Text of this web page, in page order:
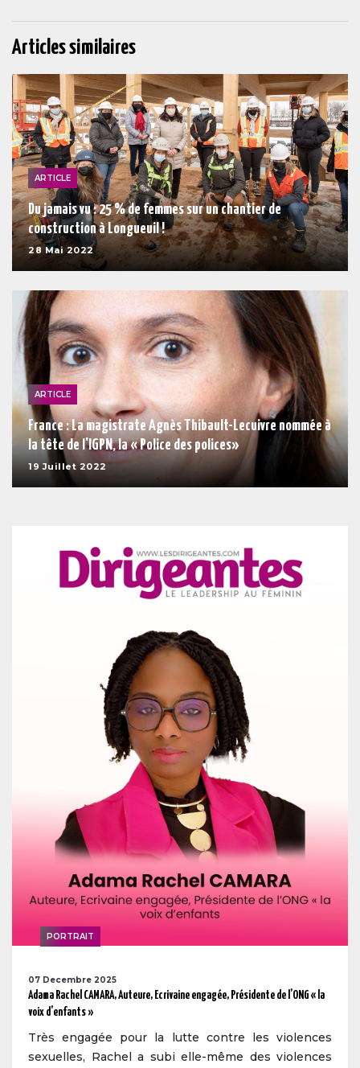
Articles similaires
ARTICLE
Du jamais vu : 25 % de femmes sur un chantier de
construction à Longueuil !
28 Mai 2022
ARTICLE
France : La magistrate Agnès Thibault-Lecuivre nommée à
la tête de l'IGPN, la « Police des polices»
19 Juillet 2022
PORTRAIT
07 Decembre 2025
Adama Rachel CAMARA, Auteure, Ecrivaine engagée, Présidente de l’ONG « la
voix d’enfants »
Très engagée pour la lutte contre les violences
sexuelles, Rachel a subi elle-même des violences